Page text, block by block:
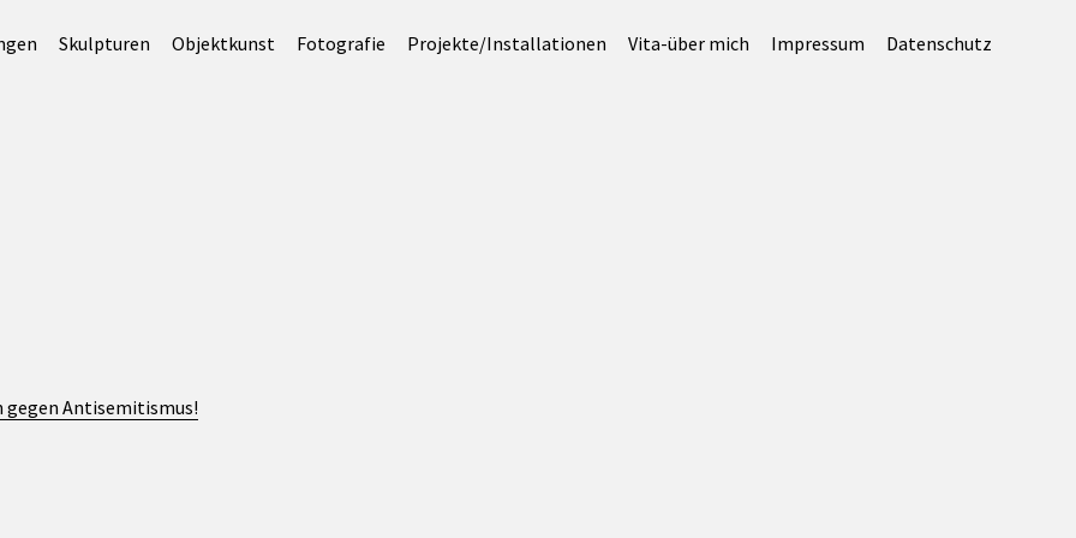
Skulpturen Objektkunst Fotografie Projekte/Installationen Vita-über mich Impressum Datenschutz
gegen Antisemitismus!